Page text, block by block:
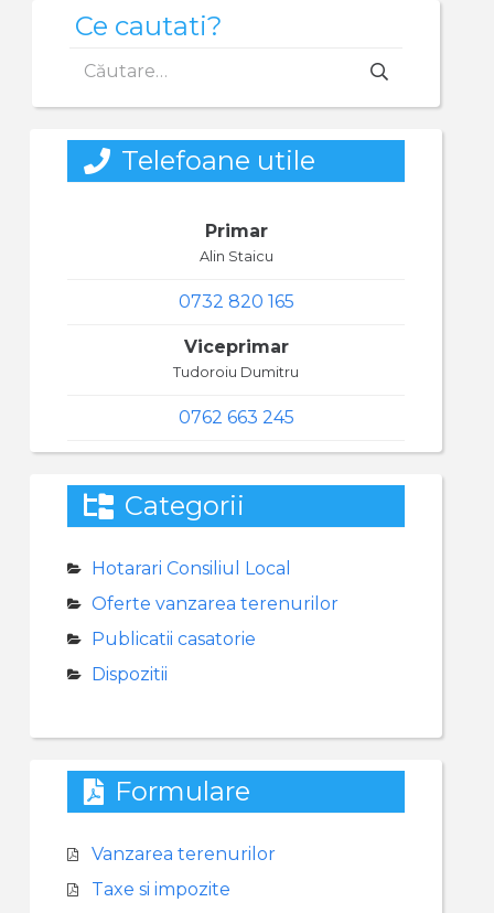
Ce cautati?
după:
Telefoane utile
Primar
Alin Staicu
0732 820 165
Viceprimar
Tudoroiu Dumitru
0762 663 245
Categorii
Hotarari Consiliul Local
Oferte vanzarea terenurilor
Publicatii casatorie
Dispozitii
Formulare
Vanzarea terenurilor
Taxe si impozite